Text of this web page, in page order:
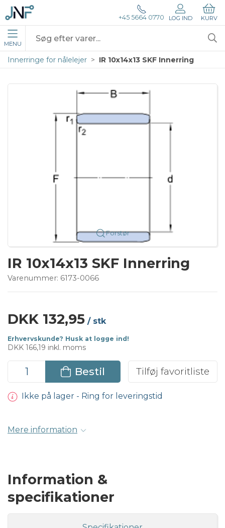
+45 5664 0770 LOG IND KURV
MENU
Innerringe for nålelejer IR 10x14x13 SKF Innerring
Forstør
IR 10x14x13 SKF Innerring
Varenummer: 6173-0066
DKK 132,95 / stk
Erhvervskunde? Husk at logge ind!
DKK 166,19 inkl. moms
Bestil Tilføj favoritliste
Ikke på lager - Ring for leveringstid
Mere information
Information &
specifikationer